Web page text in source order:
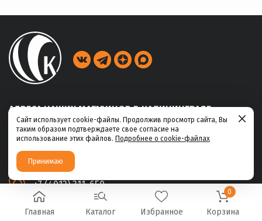
АДРЕСА НАШИХ МАГАЗИНОВ В КАЛИНИНГРАДЕ
ул. Габайдулина, 39
+7 (4012) 311-456
ул. Ю.Маточкина, 2а
+7 (4012) 311-650
Главная Каталог Избранное
0
Корзина
Сайт использует cookie-файлы. Продолжив просмотр сайта, Вы
таким образом подтверждаете свое согласие на
использование этих файлов. Подробнее о cookie-файлах
Принимаю